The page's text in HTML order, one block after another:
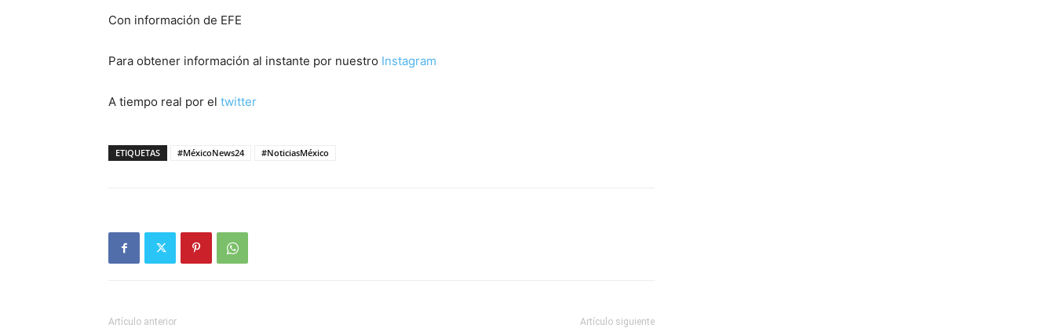
Con información de EFE
Para obtener información al instante por nuestro Instagram
A tiempo real por el twitter
ETIQUETAS #MéxicoNews24 #NoticiasMéxico
Artículo anterior Artículo siguiente